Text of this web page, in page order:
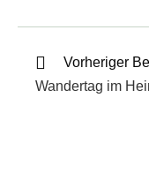
Vorheriger
Wandertag im